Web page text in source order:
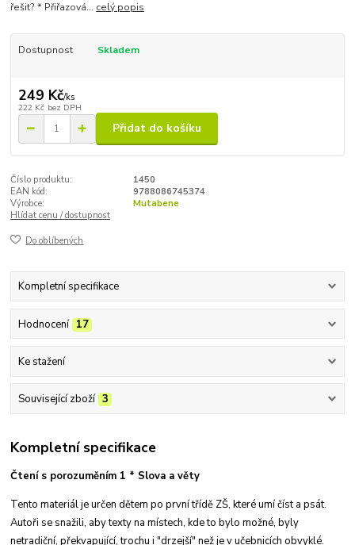
řešit? * Přiřazová... celý popis
Dostupnost Skladem
249 Kč/ks
222 Kč bez DPH
Přidat do košíku
Číslo produktu:
1450
EAN kód:
9788086745374
Výrobce:
Mutabene
Hlídat cenu / dostupnost
Do oblíbených
Kompletní specifikace
Hodnocení 17
Ke stažení
Související zboží 3
Kompletní specifikace
Čtení s porozuměním 1 * Slova a věty
Tento materiál je určen dětem po první třídě ZŠ, které umí číst a psát.
Autoři se snažili, aby texty na místech, kde to bylo možné, byly
netradiční, překvapující, trochu i "drzejší" než je v učebnicích obvyklé.